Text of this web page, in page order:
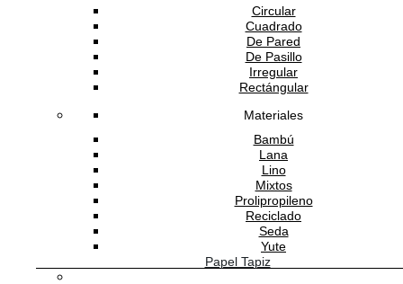
Circular
Cuadrado
De Pared
De Pasillo
Irregular
Rectángular
Materiales
Bambú
Lana
Lino
Mixtos
Prolipropileno
Reciclado
Seda
Yute
Papel Tapiz